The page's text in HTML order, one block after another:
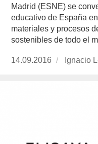
Madrid (ESNE) se
educativo de España
materiales y procesos
sostenibles de todo el
Publicado
14.09.2016
https://
Ignacio